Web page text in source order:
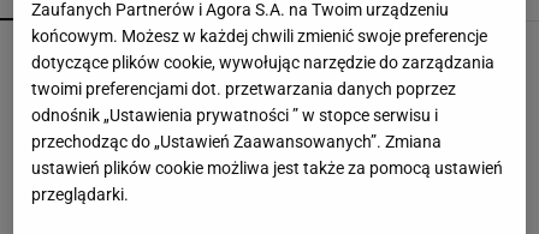
Gawryluk reaguje na krytykę po debacie u
Nawrockiego. Co na to Polsat?
Tak wygląda mazurska willa Kwaśniewskich. Tuż
obok kryje się coś jeszcze
Zaufanych Partnerów i Agora S.A. na Twoim urządzeniu
końcowym. Możesz w każdej chwili zmienić swoje preferencje
dotyczące plików cookie, wywołując narzędzie do zarządzania
twoimi preferencjami dot. przetwarzania danych poprzez
odnośnik „Ustawienia prywatności ” w stopce serwisu i
przechodząc do „Ustawień Zaawansowanych”. Zmiana
ustawień plików cookie możliwa jest także za pomocą ustawień
przeglądarki.